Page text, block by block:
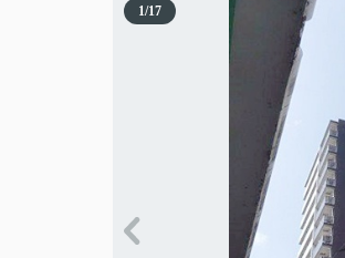
1/17